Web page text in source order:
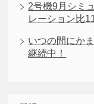
2号機9月シミ
レーション比
いつの間にか
継続中！